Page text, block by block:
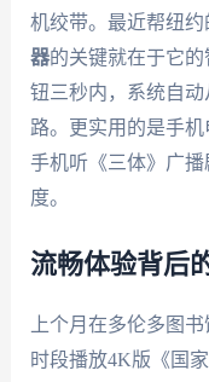
机绞带。最近帮纽
器的关键就在于它
钮三秒内，系统自
路。更实用的是手
手机听《三体》广
度。
流畅体验背后
上个月在多伦多图
时段播放4K版《国